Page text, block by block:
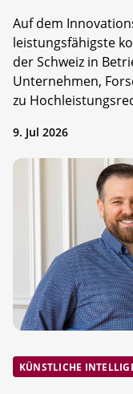
Auf dem
leistungsfähigste
der Schweiz in
Unternehmen,
zu
9. Jul 2026
KÜNSTLICHE